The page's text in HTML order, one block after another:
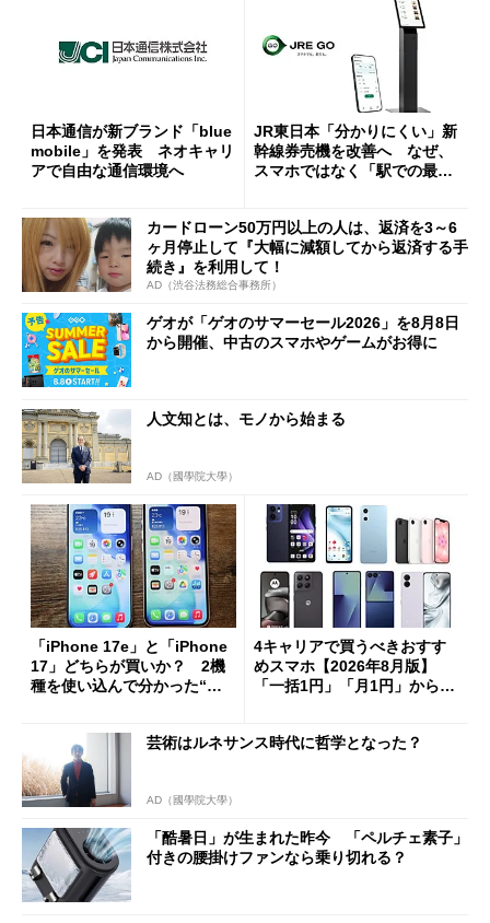
日本通信が新ブランド「blue
mobile」を発表 ネオキャリ
アで自由な通信環境へ
JR東日本「分かりにくい」新
幹線券売機を改善へ なぜ、
スマホではなく「駅での最短
カードローン50万円以上の人は、返済を3～6
ヶ月停止して『大幅に減額してから返済する手
続き』を利用して！
AD（渋谷法務総合事務所）
ゲオが「ゲオのサマーセール2026」を8月8日
から開催、中古のスマホやゲームがお得に
人文知とは、モノから始まる
AD（國學院大學）
「iPhone 17e」と「iPhone
17」どちらが買いか？ 2機
種を使い込んで分かった“ス
4キャリアで買うべきおすす
めスマホ【2026年8月版】
「一括1円」「月1円」からお
芸術はルネサンス時代に哲学となった？
AD（國學院大學）
「酷暑日」が生まれた昨今 「ペルチェ素子」
付きの腰掛けファンなら乗り切れる？